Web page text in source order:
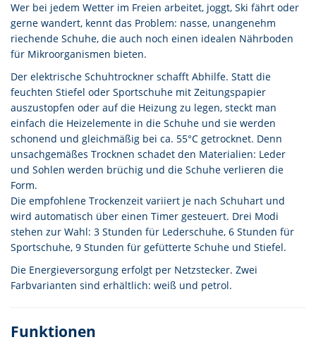
Wer bei jedem Wetter im Freien arbeitet, joggt, Ski fährt oder
gerne wandert, kennt das Problem: nasse, unangenehm
riechende Schuhe, die auch noch einen idealen Nährboden
für Mikroorganismen bieten.
Der elektrische Schuhtrockner schafft Abhilfe. Statt die
feuchten Stiefel oder Sportschuhe mit Zeitungspapier
auszustopfen oder auf die Heizung zu legen, steckt man
einfach die Heizelemente in die Schuhe und sie werden
schonend und gleichmäßig bei ca. 55°C getrocknet. Denn
unsachgemäßes Trocknen schadet den Materialien: Leder
und Sohlen werden brüchig und die Schuhe verlieren die
Form.
Die empfohlene Trockenzeit variiert je nach Schuhart und
wird automatisch über einen Timer gesteuert. Drei Modi
stehen zur Wahl: 3 Stunden für Lederschuhe, 6 Stunden für
Sportschuhe, 9 Stunden für gefütterte Schuhe und Stiefel.
Die Energieversorgung erfolgt per Netzstecker. Zwei
Farbvarianten sind erhältlich: weiß und petrol.
Funktionen